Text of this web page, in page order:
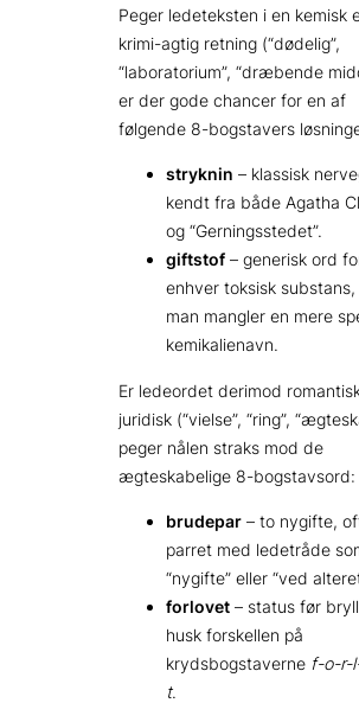
Peger ledeteksten i en kemisk
krimi-agtig retning (“dødelig”,
“laboratorium”, “dræbende
er der gode chancer for en af
følgende 8-bogstavers
stryknin – klassisk
kendt fra både Agatha
og “Gerningsstedet”.
giftstof – generisk ord
enhver toksisk
man mangler en mere
kemikalienavn.
Er ledeordet derimod
juridisk (“vielse”, “ring”,
peger nålen straks mod de
ægteskabelige 8-bogstavsord:
brudepar – to nygifte,
parret med ledetråde
“nygifte” eller “ved
forlovet – status før
husk forskellen på
krydsbogstaverne f-o-r-
t.